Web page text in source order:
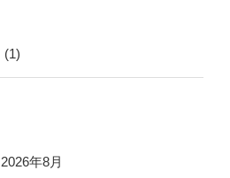
(1)
2026年8月